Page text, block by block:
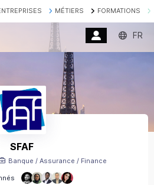
MÉTIERS FORMATIONS
FR
SFAF
Banque / Assurance / Finance